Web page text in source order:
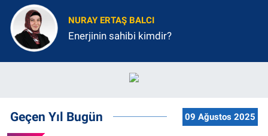
NURAY ERTAŞ BALCI
Enerjinin sahibi kimdir?
Geçen Yıl Bugün 09 Ağustos 2025